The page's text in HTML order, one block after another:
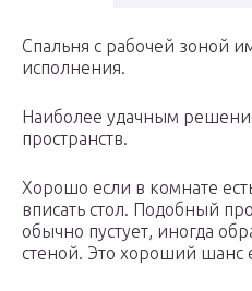
Спальня с рабочей зоной
исполнения.
Наиболее удачным
пространств.
Хорошо если в комнате
вписать стол. Подобный
обычно пустует, иногда
стеной. Это хороший шанс